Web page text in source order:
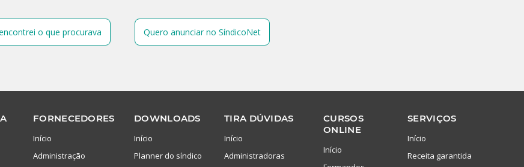
o que procurava Quero anunciar no SíndicoNet
FORNECEDORES
Início
Administração
DOWNLOADS
Início
Planner do síndico
TIRA DÚVIDAS
Início
Administradoras
CURSOS
ONLINE
Início
SERVIÇOS
Início
Receita garantida